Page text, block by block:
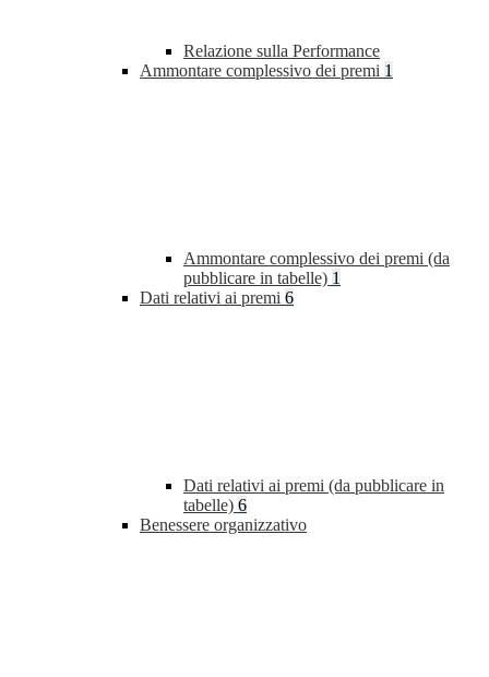
Relazione sulla Performance
Ammontare complessivo dei premi 1
Ammontare complessivo dei premi (da
pubblicare in tabelle) 1
Dati relativi ai premi 6
Dati relativi ai premi (da pubblicare in
tabelle) 6
Benessere organizzativo